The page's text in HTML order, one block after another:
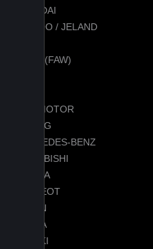
HYUNDAI
JAECOO / JELAND
JETTA (FAW)
LEAPMOTOR
LIXIANG
MERCEDES-BENZ
MITSUBISHI
OMODA
PEUGEOT
RAVON
SKODA
SUZUKI